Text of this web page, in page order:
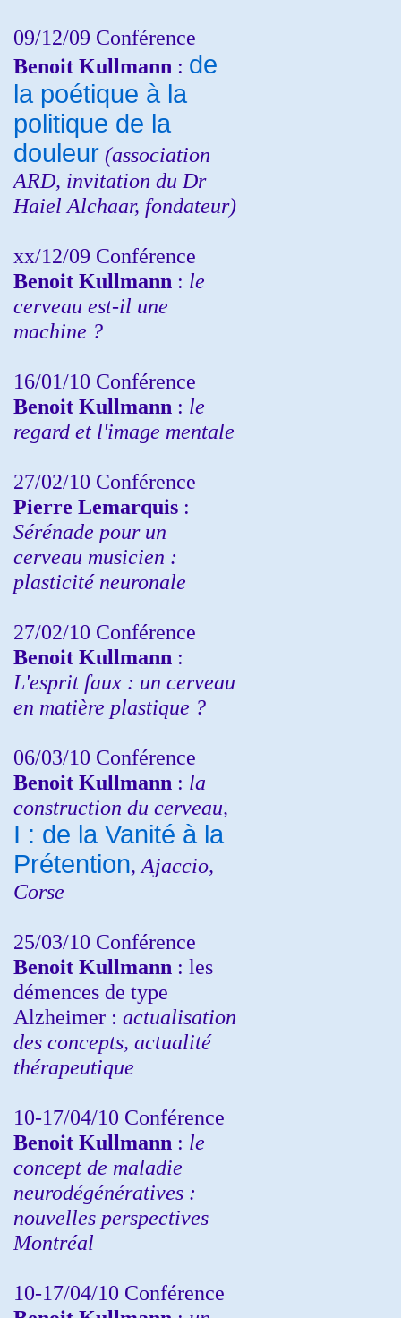
09/12/09 Conférence
Benoit Kullmann : de
la poétique à la
politique de la
douleur (association
ARD, invitation du Dr
Haiel Alchaar, fondateur)
xx/12/09 Conférence
Benoit Kullmann : le
cerveau est-il une
machine ?
16/01/10 Conférence
Benoit Kullmann : le
regard et l'image mentale
27/02/10 Conférence
Pierre Lemarquis :
Sérénade pour un
cerveau musicien :
plasticité neuronale
27/02/10 Conférence
Benoit Kullmann :
L'esprit faux : un cerveau
en matière plastique ?
06/03/10 Conférence
Benoit Kullmann : la
construction du cerveau,
I : de la Vanité à la
Prétention, Ajaccio,
Corse
25/03/10 Conférence
Benoit Kullmann : les
démences de type
Alzheimer : actualisation
des concepts, actualité
thérapeutique
10-17/04/10 Conférence
Benoit Kullmann : le
concept de maladie
neurodégénératives :
nouvelles perspectives
Montréal
10-17/04/10 Conférence